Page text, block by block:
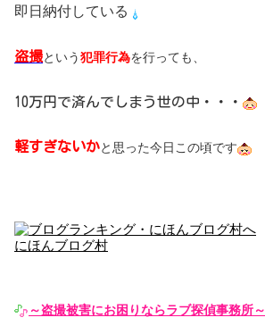
即日納付している
盗撮という犯罪行為を行っても、
10万円で済んでしまう世の中・・・
軽すぎないかと思った今日この頃です
にほんブログ村
～盗撮被害にお困りならラブ探偵事務所～